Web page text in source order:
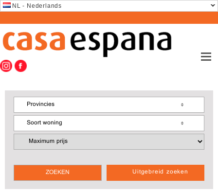
NL - Nederlands
Uitgebreid zoeken
Provincies
Soort woning